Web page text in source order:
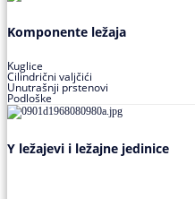
Komponente ležaja
Kuglice
Cilindrični valjčići
Unutrašnji prstenovi
Podloške
Y ležajevi i ležajne jedinice